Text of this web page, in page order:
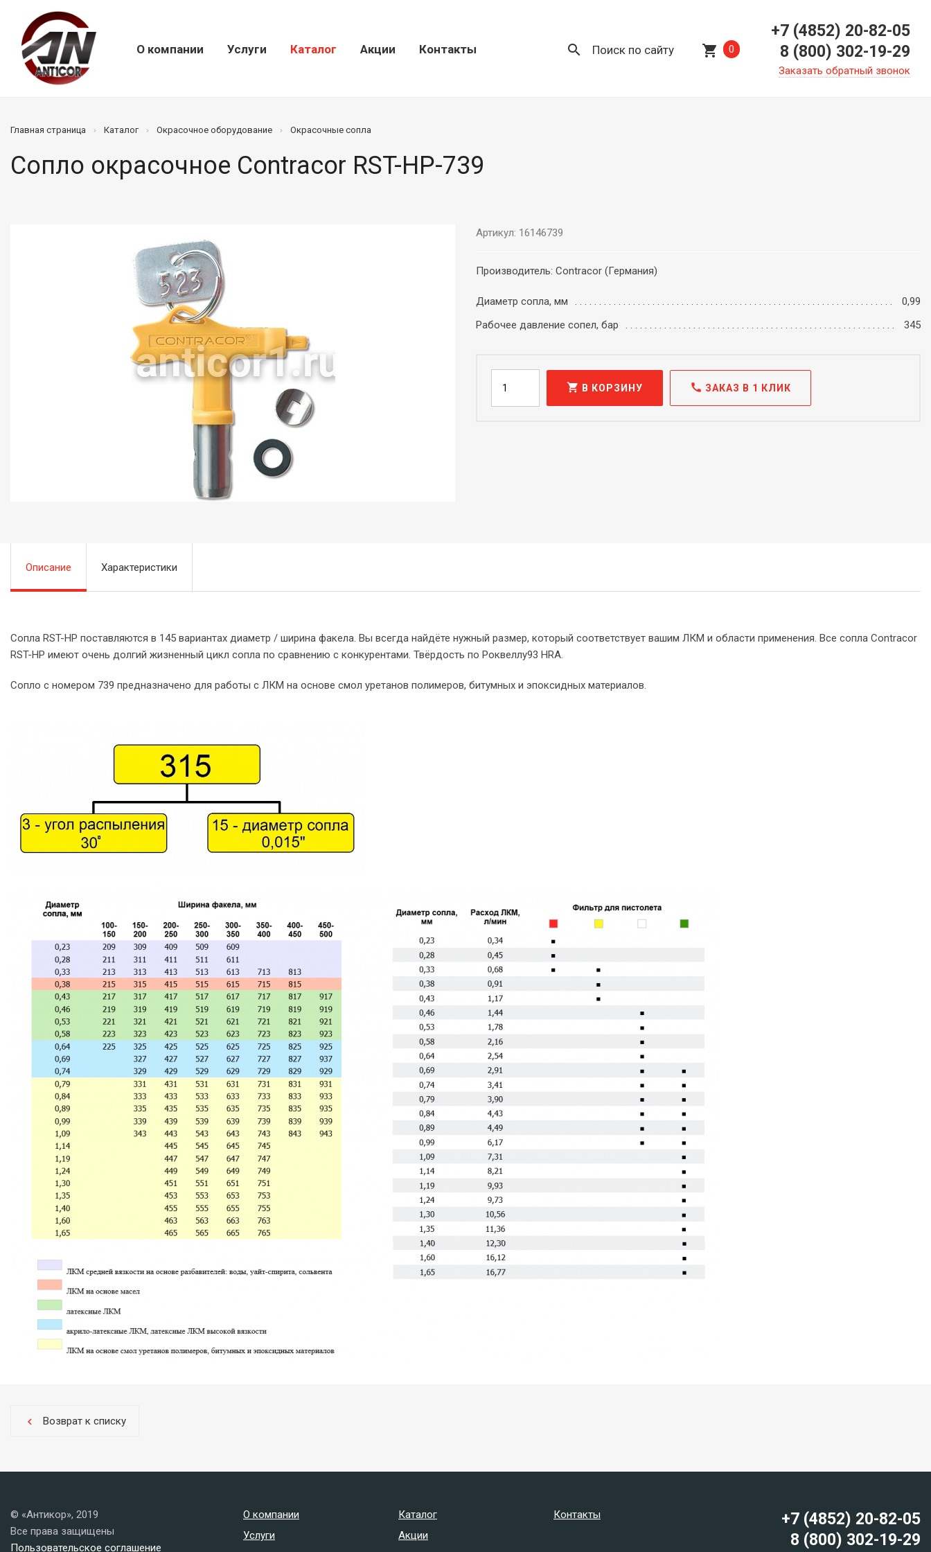
О компании Услуги Каталог Акции Контакты search Поиск по сайту shopping_cart 0
+7 (4852) 20-82-05
8 (800) 302-19-29
Заказать обратный звонок
Главная страница Каталог Окрасочное оборудование Окрасочные сопла
Сопло окрасочное Contracor RST-HP-739
Артикул: 16146739
Производитель: Contracor (Германия)
Диаметр сопла, мм
0,99
Рабочее давление сопел, бар
345
shopping_cart В КОРЗИНУ call ЗАКАЗ В 1 КЛИК
Описание Характеристики
Сопла RST-HP поставляются в 145 вариантах диаметр / ширина факела. Вы всегда найдёте нужный размер, который соответствует вашим ЛКМ и области применения. Все сопла Contracor
RST-HP имеют очень долгий жизненный цикл сопла по сравнению с конкурентами. Твёрдость по Роквеллу93 HRA.
Сопло с номером 739 предназначено для работы с ЛКМ на основе смол уретанов полимеров, битумных и эпоксидных материалов.
chevron_left Возврат к списку
© «Антикор», 2019
Все права защищены
Пользовательское соглашение
О компании
Услуги
Каталог
Акции
Контакты
+7 (4852) 20-82-05
8 (800) 302-19-29